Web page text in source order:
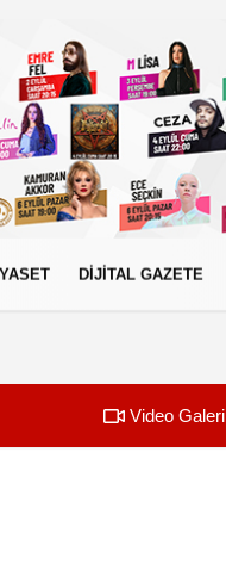
DİJİTAL GAZETE
Video Galeri